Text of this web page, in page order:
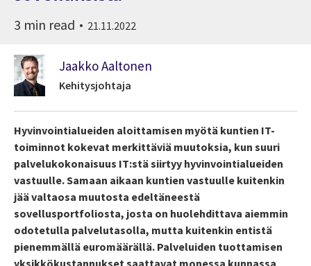
3 min read 21.11.2022
Jaakko Aaltonen
Kehitysjohtaja
Hyvinvointialueiden aloittamisen myötä kuntien IT-
toiminnot kokevat merkittäviä muutoksia, kun suuri
palvelukokonaisuus IT:stä siirtyy hyvinvointialueiden
vastuulle. Samaan aikaan kuntien vastuulle kuitenkin
jää valtaosa muutosta edeltäneestä
sovellusportfoliosta, josta on huolehdittava aiemmin
odotetulla palvelutasolla, mutta kuitenkin entistä
pienemmällä euromäärällä. Palveluiden tuottamisen
yksikkökustannukset saattavat monessa kunnassa